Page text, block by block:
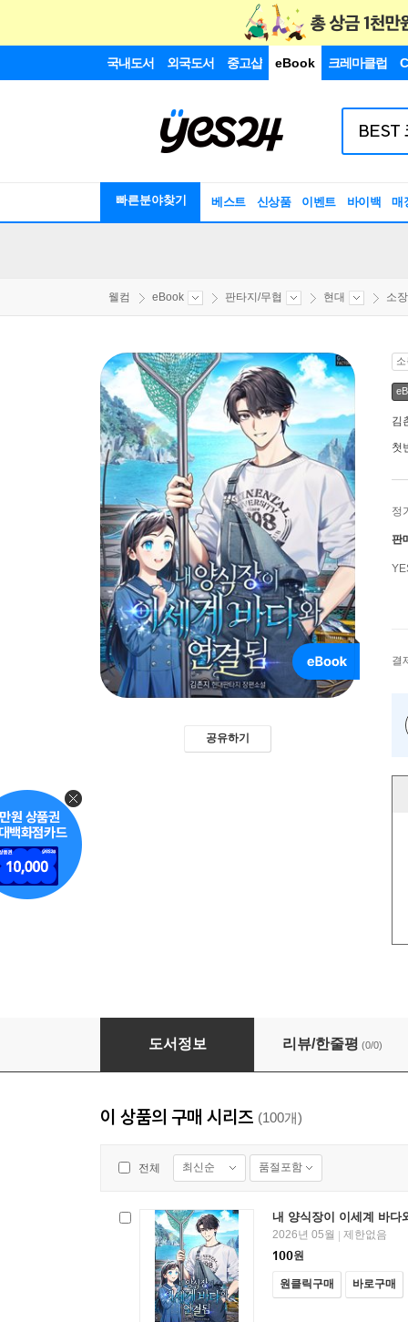
국내도서 외국도서 중고샵 eBook 크레마클럽
빠른분야찾기 베스트 신상품 이벤트 바이백 매
웰컴 eBook 판타지/무협 현대 소장
공유하기
김
첫
정
판
결
내 양식장이 이세계 바다와 연결됨 029화
도서정보 리뷰/한줄평 (0/0)
이 상품의 구매 시리즈 (100개)
전체 최신순 품절포함
내 양식장이 이세계 바다
2026년 05월 | 제한없음
100원
원클릭구매 바로구매